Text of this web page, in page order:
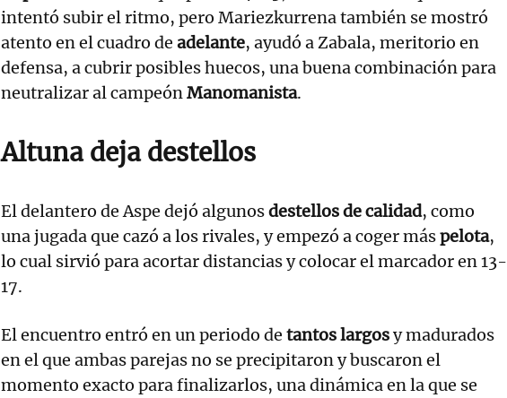
intentó subir el ritmo, pero Mariezkurrena también se mostró
atento en el cuadro de adelante, ayudó a Zabala, meritorio en
defensa, a cubrir posibles huecos, una buena combinación para
neutralizar al campeónManomanista.
Altuna deja destellos
El delantero de Aspe dejó algunosdestellos de calidad, como
una jugada que cazó a los rivales, y empezó a coger máspelota,
lo cual sirvió para acortar distancias y colocar el marcador en 13-
17.
El encuentro entró en un periodo de tantos largosy madurados
en el que ambas parejas no se precipitaron y buscaron el
momento exacto para finalizarlos, una dinámica en la que se